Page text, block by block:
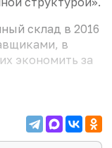
склад в 2016
в
экономить за